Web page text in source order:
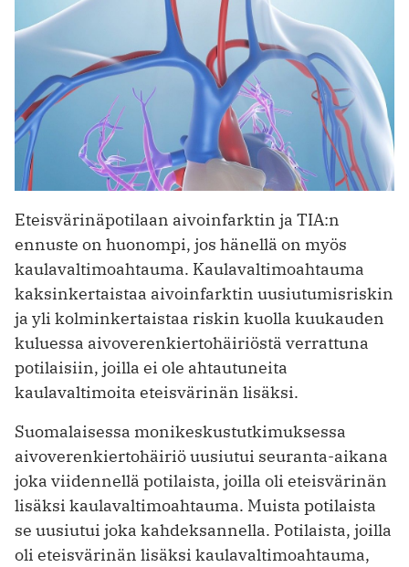
Eteisvärinäpotilaan aivoinfarktin ja TIA:n
ennuste on huonompi, jos hänellä on myös
kaulavaltimoahtauma. Kaulavaltimoahtauma
kaksinkertaistaa aivoinfarktin uusiutumisriskin
ja yli kolminkertaistaa riskin kuolla kuukauden
kuluessa aivoverenkiertohäiriöstä verrattuna
potilaisiin, joilla ei ole ahtautuneita
kaulavaltimoita eteisvärinän lisäksi.
Suomalaisessa monikeskustutkimuksessa
aivoverenkiertohäiriö uusiutui seuranta-aikana
joka viidennellä potilaista, joilla oli eteisvärinän
lisäksi kaula­valtimoahtauma. Muista potilaista
se uusiutui joka kahdeksannella. Potilaista, joilla
oli eteisvärinän lisäksi kaula­valtimoahtauma,